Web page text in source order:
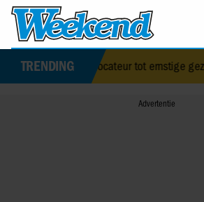
TRENDING tot ernstige